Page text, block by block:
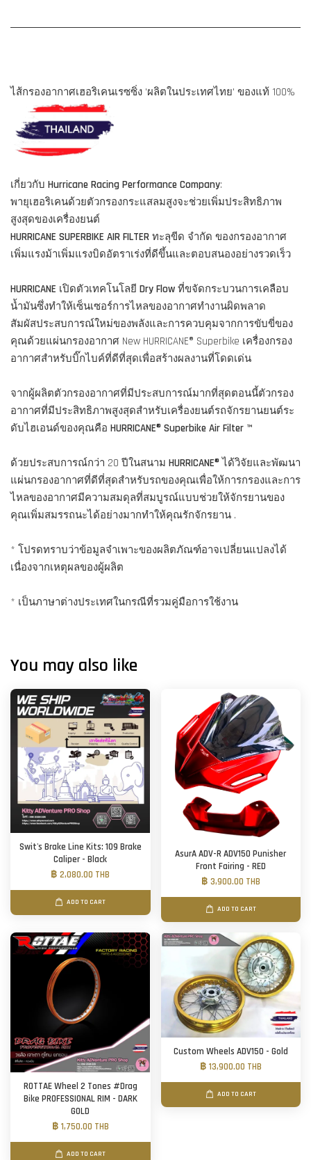
ไส้กรองอากาศเฮอริเคนเรซซิ่ง 'ผลิตในประเทศไทย' ของแท้ 100%
เกี่ยวกับ Hurricane Racing Performance Company:
พายุเฮอริเคนด้วยตัวกรองกระแสลมสูงจะช่วยเพิ่มประสิทธิภาพ
สูงสุดของเครื่องยนต์
HURRICANE SUPERBIKE AIR FILTER ทะลุขีด จำกัด ของกรองอากาศ
เพิ่มแรงม้าเพิ่มแรงบิดอัตราเร่งที่ดีขึ้นและตอบสนองอย่างรวดเร็ว
HURRICANE เปิดตัวเทคโนโลยี Dry Flow ที่ขจัดกระบวนการเคลือบ
น้ำมันซึ่งทำให้เซ็นเซอร์การไหลของอากาศทำงานผิดพลาด
สัมผัสประสบการณ์ใหม่ของพลังและการควบคุมจากการขับขี่ของ
คุณด้วยแผ่นกรองอากาศ New HURRICANE® Superbike เครื่องกรอง
อากาศสำหรับบิ๊กไบค์ที่ดีที่สุดเพื่อสร้างผลงานที่โดดเด่น
จากผู้ผลิตตัวกรองอากาศที่มีประสบการณ์มากที่สุดตอนนี้ตัวกรอง
อากาศที่มีประสิทธิภาพสูงสุดสำหรับเครื่องยนต์รถจักรยานยนต์ระ
ดับไฮเอนด์ของคุณคือ HURRICANE® Superbike Air Filter ™
ด้วยประสบการณ์กว่า 20 ปีในสนาม HURRICANE® ได้วิจัยและพัฒนา
แผ่นกรองอากาศที่ดีที่สุดสำหรับรถของคุณเพื่อให้การกรองและการ
ไหลของอากาศมีความสมดุลที่สมบูรณ์แบบช่วยให้จักรยานของ
คุณเพิ่มสมรรถนะได้อย่างมากทำให้คุณรักจักรยาน .
* โปรดทราบว่าข้อมูลจำเพาะของผลิตภัณฑ์อาจเปลี่ยนแปลงได้
เนื่องจากเหตุผลของผู้ผลิต
* เป็นภาษาต่างประเทศในกรณีที่รวมคู่มือการใช้งาน
You may also like
Swit's Brake Line Kits: 109 Brake
Caliper - Black
฿ 2,080.00 THB
ADD TO CART
AsurA ADV-R ADV150 Punisher
Front Fairing - RED
฿ 3,900.00 THB
ADD TO CART
ROTTAE Wheel 2 Tones #Drag
Bike PROFESSIONAL RIM - DARK
GOLD
฿ 1,750.00 THB
ADD TO CART
Custom Wheels ADV150 - Gold
฿ 13,900.00 THB
ADD TO CART